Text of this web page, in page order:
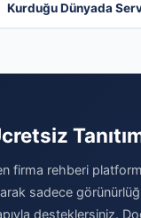
Kurduğu Dünyada
firma rehberi
sadece
desteklersiniz.